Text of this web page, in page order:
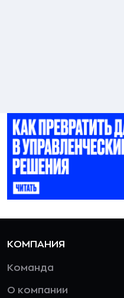
КОМПАНИЯ
Команда
О компании